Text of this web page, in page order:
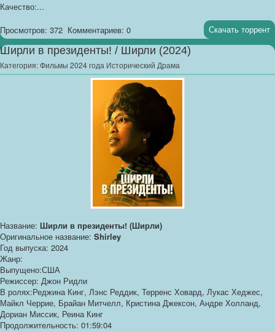
Качество:...
Просмотров: 372 Комментариев: 0 Скачать торрент
Ширли в президенты! / Ширли (2024)
Категория:Фильмы 2024 года Исторический Драма
Название: Ширли в президенты! (Ширли)
Оригинальное название: Shirley
Год выпуска: 2024
Жанр:
Выпущено:США
Режиссер: Джон Ридли
В ролях:Реджина Кинг, Лэнс Реддик, Терренс Ховард, Лукас Хеджес,
Майкл Черрие, Брайан Митчелл, Кристина Джексон, Андре Холланд,
Дориан Миссик, Реина Кинг
Продолжительность: 01:59:04